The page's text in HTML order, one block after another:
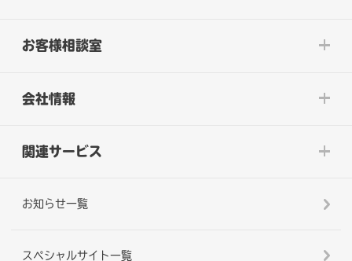
お客様相談室
会社情報
関連サービス
お知らせ一覧
スペシャルサイト一覧